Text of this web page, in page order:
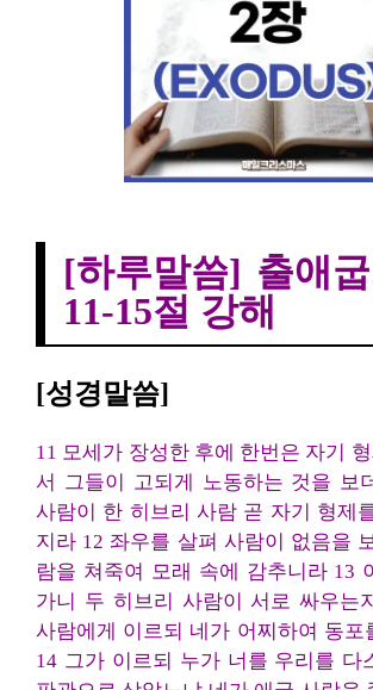
[하루말씀] 출애
11-15절 강해
[성경말씀]
11 모세가 장성한 후에 한번은 자기
서 그들이 고되게 노동하는 것을 보
사람이 한 히브리 사람 곧 자기 형제
지라 12 좌우를 살펴 사람이 없음을
람을 쳐죽여 모래 속에 감추니라 13
가니 두 히브리 사람이 서로 싸우는
사람에게 이르되 네가 어찌하여 동포
14 그가 이르되 누가 너를 우리를 다